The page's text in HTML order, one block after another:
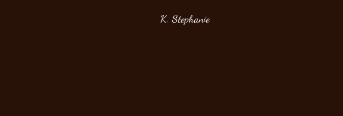
K. Stephanie